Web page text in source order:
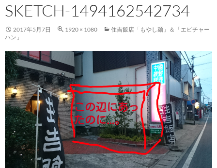
ン
ツ
へ
ス
ッ
プ
SKETCH-1494162542734
2017年5月7日 1920 × 1080
住吉飯店「もやし麺」＆「エビチャー
ハン」